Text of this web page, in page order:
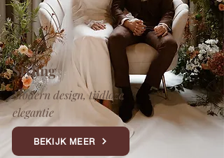
Styling
Modern design, tijdloze
elegantie
BEKIJK MEER